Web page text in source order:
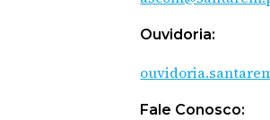
Ouvidoria:
Fale Conosco: